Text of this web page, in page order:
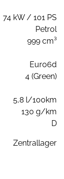
74 kW / 101 PS
Petrol
999 cm³
Euro6d
4 (Green)
5,8 l/100km
130 g/km
D
Zentrallager